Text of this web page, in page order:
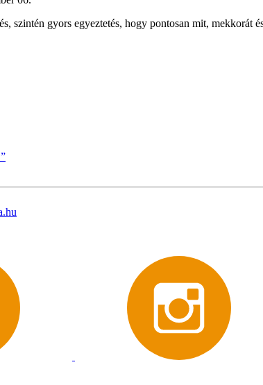
szintén gyors egyeztetés, hogy pontosan mit, mekkorát